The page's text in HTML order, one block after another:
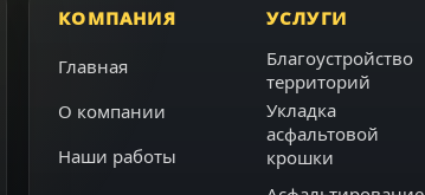
КОМПАНИЯ
Главная
О компании
Наши работы
УСЛУГИ
Благоустройство
территорий
Укладка
асфальтовой
крошки